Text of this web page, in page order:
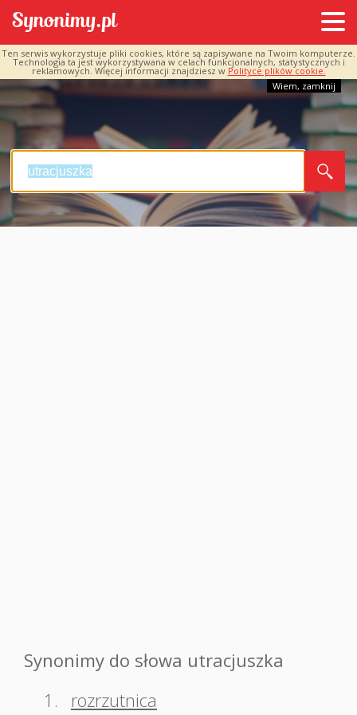
Ten serwis wykorzystuje pliki cookies, które są zapisywane na Twoim komputerze.
Technologia ta jest wykorzystywana w celach funkcjonalnych, statystycznych i
reklamowych. Więcej informacji znajdziesz w Polityce plików cookie.
Wiem, zamknij
Synonimy do słowa utracjuszka
1.
rozrzutnica